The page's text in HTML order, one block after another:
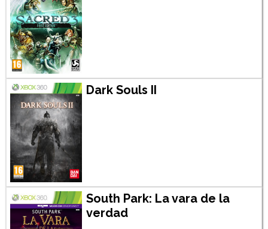
Dark Souls II
South Park: La vara de la
verdad